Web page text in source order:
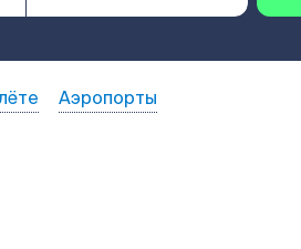
Аэропорты